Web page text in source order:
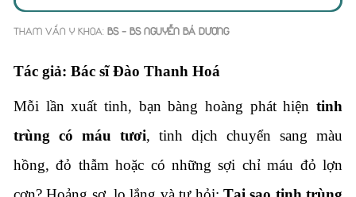
THAM VẤN Y KHOA: BS - BS NGUYỄN BÁ DƯƠNG
Tác giả: Bác sĩ Đào Thanh Hoá
Mỗi lần xuất tinh, bạn bàng hoàng phát hiệntinh
trùng có máu tươi, tinh dịch chuyển sang màu
hồng, đỏ thẫm hoặc có những sợi chỉ máu đỏ lợn